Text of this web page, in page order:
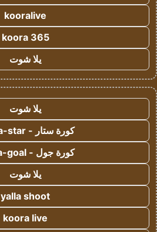
kooralive
koora 365
يلا شوت
يلا شوت
كورة ستار - koora-star
كورة جول - koora-goal
يلا شوت
yalla shoot
koora live